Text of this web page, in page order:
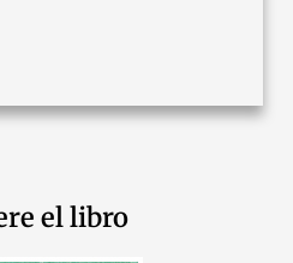
el libro